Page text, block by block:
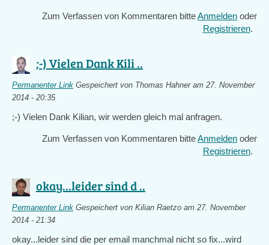
Zum Verfassen von Kommentaren bitteAnmelden oder
Registrieren.
;-) Vielen Dank Kili ..
Permanenter Link Gespeichert von Thomas Hahneram 27. November
2014 - 20:35
;-) Vielen Dank Kilian, wir werden gleich mal anfragen.
Zum Verfassen von Kommentaren bitteAnmelden oder
Registrieren.
okay...leider sind d ..
Permanenter Link Gespeichert von Kilian Raetzo am 27. November
2014 - 21:34
okay...leider sind die per email manchmal nicht so fix...wird